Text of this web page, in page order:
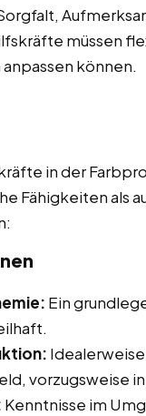
müssen
können.
in der
Fähigkeiten als
Ein
vorzugsweise
Kenntnisse im